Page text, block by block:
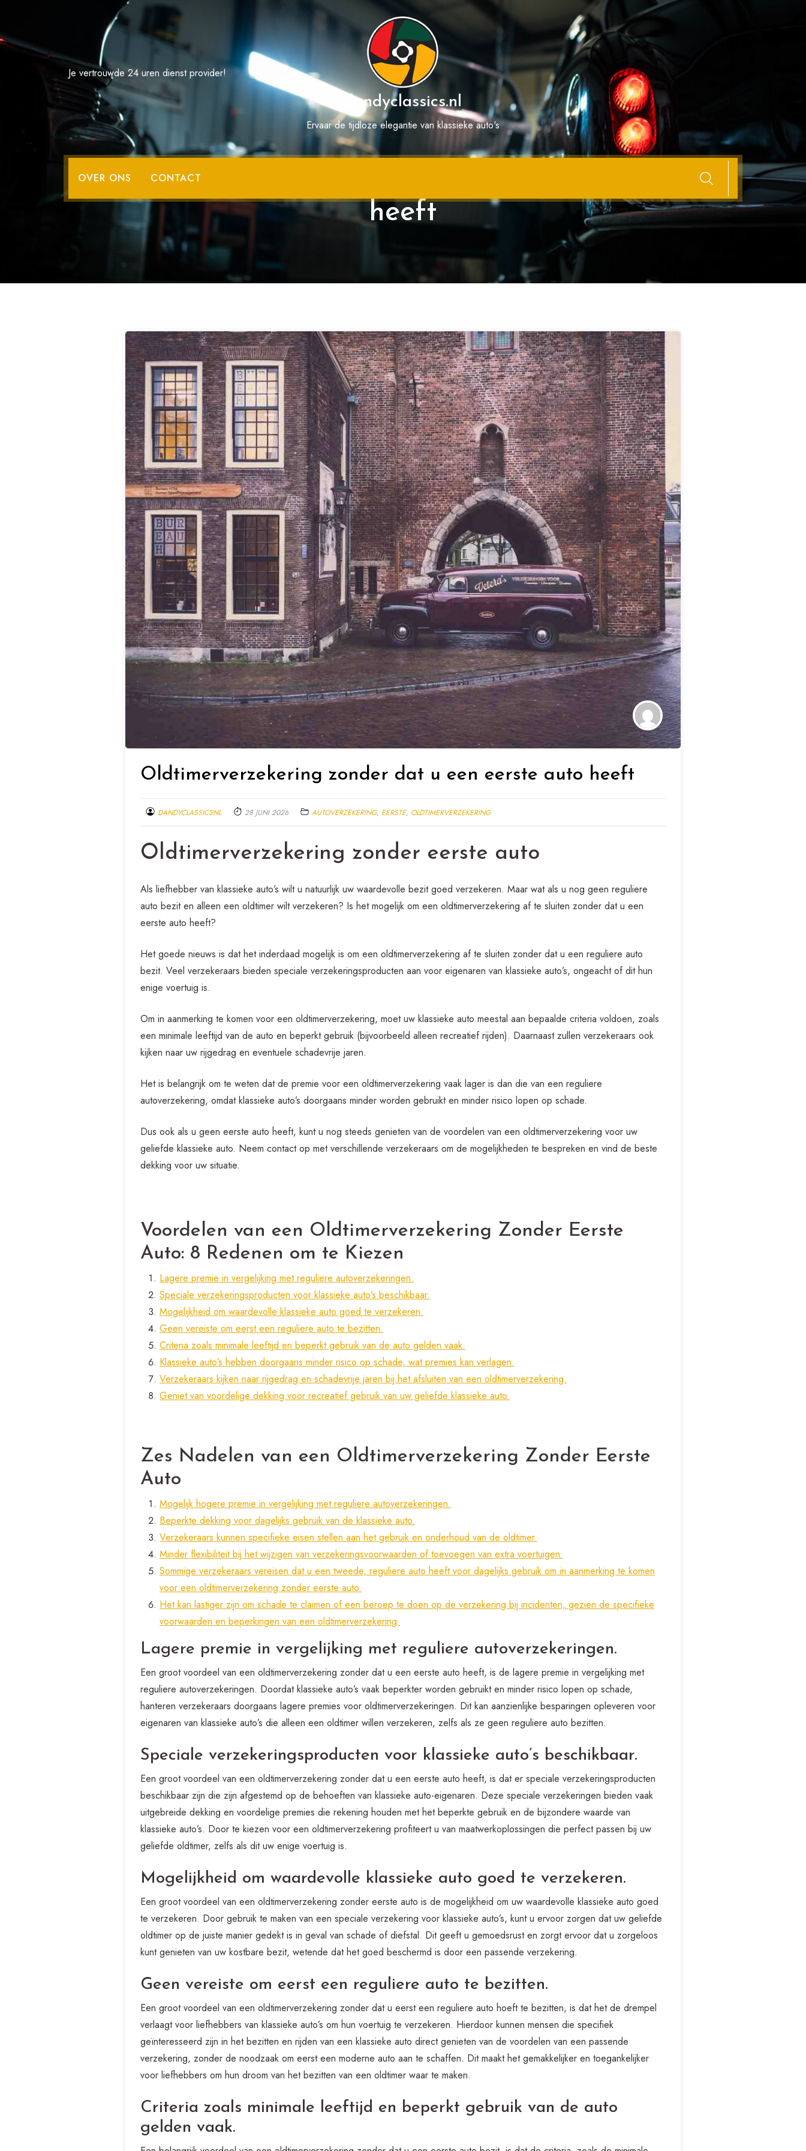
de
Je vertrouwde 24 uren dienst provider!
dandyclassics.nl
Ervaar de tijdloze elegantie van klassieke auto's
OVER ONS CONTACT
Oldtimerverzekering zonder dat u een eerste auto
heeft
Oldtimerverzekering zonder dat u een eerste auto heeft
DANDYCLASSICSNL 28 JUNI 2026 AUTOVERZEKERING, EERSTE, OLDTIMERVERZEKERING
Oldtimerverzekering zonder eerste auto
Als liefhebber van klassieke auto’s wilt u natuurlijk uw waardevolle bezit goed verzekeren. Maar wat als u nog geen reguliere
auto bezit en alleen een oldtimer wilt verzekeren? Is het mogelijk om een oldtimerverzekering af te sluiten zonder dat u een
eerste auto heeft?
Het goede nieuws is dat het inderdaad mogelijk is om een oldtimerverzekering af te sluiten zonder dat u een reguliere auto
bezit. Veel verzekeraars bieden speciale verzekeringsproducten aan voor eigenaren van klassieke auto’s, ongeacht of dit hun
enige voertuig is.
Om in aanmerking te komen voor een oldtimerverzekering, moet uw klassieke auto meestal aan bepaalde criteria voldoen, zoals
een minimale leeftijd van de auto en beperkt gebruik (bijvoorbeeld alleen recreatief rijden). Daarnaast zullen verzekeraars ook
kijken naar uw rijgedrag en eventuele schadevrije jaren.
Het is belangrijk om te weten dat de premie voor een oldtimerverzekering vaak lager is dan die van een reguliere
autoverzekering, omdat klassieke auto’s doorgaans minder worden gebruikt en minder risico lopen op schade.
Dus ook als u geen eerste auto heeft, kunt u nog steeds genieten van de voordelen van een oldtimerverzekering voor uw
geliefde klassieke auto. Neem contact op met verschillende verzekeraars om de mogelijkheden te bespreken en vind de beste
dekking voor uw situatie.
Voordelen van een Oldtimerverzekering Zonder Eerste
Auto: 8 Redenen om te Kiezen
Lagere premie in vergelijking met reguliere autoverzekeringen.
Speciale verzekeringsproducten voor klassieke auto’s beschikbaar.
Mogelijkheid om waardevolle klassieke auto goed te verzekeren.
Geen vereiste om eerst een reguliere auto te bezitten.
Criteria zoals minimale leeftijd en beperkt gebruik van de auto gelden vaak.
Klassieke auto’s hebben doorgaans minder risico op schade, wat premies kan verlagen.
Verzekeraars kijken naar rijgedrag en schadevrije jaren bij het afsluiten van een oldtimerverzekering.
Geniet van voordelige dekking voor recreatief gebruik van uw geliefde klassieke auto.
Zes Nadelen van een Oldtimerverzekering Zonder Eerste
Auto
Mogelijk hogere premie in vergelijking met reguliere autoverzekeringen.
Beperkte dekking voor dagelijks gebruik van de klassieke auto.
Verzekeraars kunnen specifieke eisen stellen aan het gebruik en onderhoud van de oldtimer.
Minder flexibiliteit bij het wijzigen van verzekeringsvoorwaarden of toevoegen van extra voertuigen.
Sommige verzekeraars vereisen dat u een tweede, reguliere auto heeft voor dagelijks gebruik om in aanmerking te komen
voor een oldtimerverzekering zonder eerste auto.
Het kan lastiger zijn om schade te claimen of een beroep te doen op de verzekering bij incidenten, gezien de specifieke
voorwaarden en beperkingen van een oldtimerverzekering.
Lagere premie in vergelijking met reguliere autoverzekeringen.
Een groot voordeel van een oldtimerverzekering zonder dat u een eerste auto heeft, is de lagere premie in vergelijking met
reguliere autoverzekeringen. Doordat klassieke auto’s vaak beperkter worden gebruikt en minder risico lopen op schade,
hanteren verzekeraars doorgaans lagere premies voor oldtimerverzekeringen. Dit kan aanzienlijke besparingen opleveren voor
eigenaren van klassieke auto’s die alleen een oldtimer willen verzekeren, zelfs als ze geen reguliere auto bezitten.
Speciale verzekeringsproducten voor klassieke auto’s beschikbaar.
Een groot voordeel van een oldtimerverzekering zonder dat u een eerste auto heeft, is dat er speciale verzekeringsproducten
beschikbaar zijn die zijn afgestemd op de behoeften van klassieke auto-eigenaren. Deze speciale verzekeringen bieden vaak
uitgebreide dekking en voordelige premies die rekening houden met het beperkte gebruik en de bijzondere waarde van
klassieke auto’s. Door te kiezen voor een oldtimerverzekering profiteert u van maatwerkoplossingen die perfect passen bij uw
geliefde oldtimer, zelfs als dit uw enige voertuig is.
Mogelijkheid om waardevolle klassieke auto goed te verzekeren.
Een groot voordeel van een oldtimerverzekering zonder eerste auto is de mogelijkheid om uw waardevolle klassieke auto goed
te verzekeren. Door gebruik te maken van een speciale verzekering voor klassieke auto’s, kunt u ervoor zorgen dat uw geliefde
oldtimer op de juiste manier gedekt is in geval van schade of diefstal. Dit geeft u gemoedsrust en zorgt ervoor dat u zorgeloos
kunt genieten van uw kostbare bezit, wetende dat het goed beschermd is door een passende verzekering.
Geen vereiste om eerst een reguliere auto te bezitten.
Een groot voordeel van een oldtimerverzekering zonder dat u eerst een reguliere auto hoeft te bezitten, is dat het de drempel
verlaagt voor liefhebbers van klassieke auto’s om hun voertuig te verzekeren. Hierdoor kunnen mensen die specifiek
geïnteresseerd zijn in het bezitten en rijden van een klassieke auto direct genieten van de voordelen van een passende
verzekering, zonder de noodzaak om eerst een moderne auto aan te schaffen. Dit maakt het gemakkelijker en toegankelijker
voor liefhebbers om hun droom van het bezitten van een oldtimer waar te maken.
Criteria zoals minimale leeftijd en beperkt gebruik van de auto
gelden vaak.